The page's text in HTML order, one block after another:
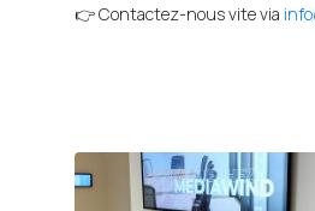
👉 Contactez-nous vite via